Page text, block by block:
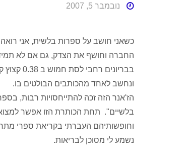
נובמבר 5, 2007
כשאני חושב על ספרות בלשית, אני
החברה וחושף את הצדק, גם אם לא
ונחשב לאחד מהכותבים הבולטים בו.
הז'אנר הזה זכה להתייחסויות רבות,
בלשיים". תחת הכותרת הזו אפשר
וחופשותיהם העברתי בקריאת ספרי
נשמע לי מסוכן לבריאות.